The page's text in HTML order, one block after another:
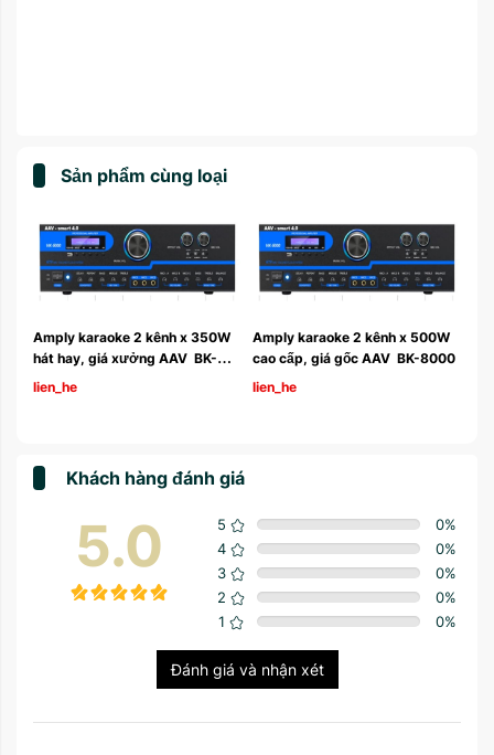
Sản phẩm cùng loại
Amply karaoke 2 kênh x 350W
hát hay, giá xưởng AAV  BK-
5000
lien_he
Amply karaoke 2 kênh x 500W
cao cấp, giá gốc AAV  BK-8000
lien_he
Khách hàng đánh giá
5.0 5 0%
4
0%
3
0%
2
0%
1
0%
Đánh giá và nhận xét